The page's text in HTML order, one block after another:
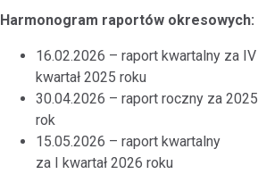
Harmonogram raportów okresowych:
16.02.2026 – raport kwartalny za IV
kwartał 2025 roku
30.04.2026 – raport roczny za 2025
rok
15.05.2026 – raport kwartalny
za I kwartał 2026 roku